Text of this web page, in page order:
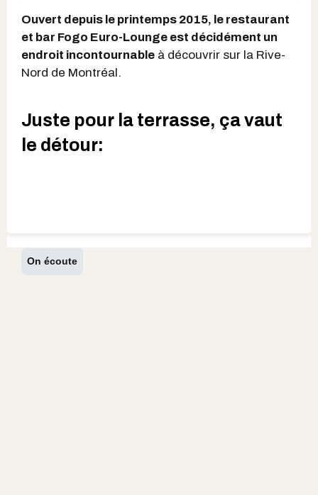
Ouvert depuis le printemps 2015, le restaurant
et bar Fogo Euro-Lounge est décidément un
endroit incontournable à découvrir sur la Rive-
Nord de Montréal.
Juste pour la terrasse, ça vaut
le détour:
On écoute